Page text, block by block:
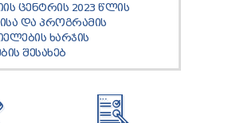
ᲪᲔᲜᲢᲠᲘᲡ 2023 ᲬᲚᲘᲡ
ᲓᲐ ᲞᲠᲝᲒᲠᲐᲛᲘᲡ
ᲮᲐᲠᲯᲘᲡ
ᲨᲔᲡᲐᲮᲔᲑ